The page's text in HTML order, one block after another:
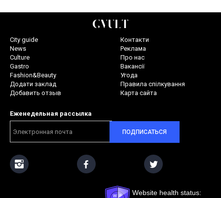
City guide
News
Culture
Gastro
Fashion&Beauty
Додати заклад
Добавить отзыв
Контакти
Реклама
Про нас
Вакансії
Угода
Правила спілкування
Карта сайта
Еженедельная рассылка
ПОДПИСАТЬСЯ
Website health status: